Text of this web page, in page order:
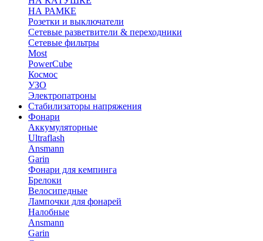
НА РАМКЕ
Розетки и выключатели
Сетевые разветвители & переходники
Сетевые фильтры
Most
PowerCube
Космос
УЗО
Электропатроны
Стабилизаторы напряжения
Фонари
Аккумуляторные
Ultraflash
Ansmann
Garin
Фонари для кемпинга
Брелоки
Велосипедные
Лампочки для фонарей
Налобные
Ansmann
Garin